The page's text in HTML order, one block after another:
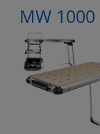
MW 1000